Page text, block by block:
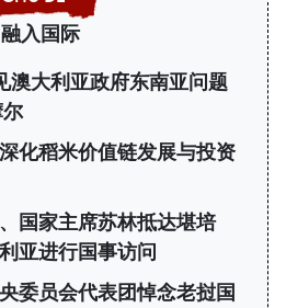
融入国际
澳大利亚政府东南亚问题
化稻米价值链发展与投资
国家主席苏林抵达堪培
亚进行国事访问
委员会代表团悼念老挝国